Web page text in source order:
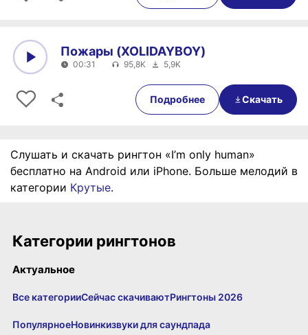
00:31
Пожары (XOLIDAYBOY)
00:31 95,8K 5,9K
Подробнее Скачать
Слушать и скачать рингтон «I’m only human»
бесплатно на Android или iPhone. Больше мелодий в
категории Крутые.
Категории рингтонов
Актуальное
Все категорииСейчас скачиваютРингтоны 2026
ПопулярноеНовинкизвуки для саундпада